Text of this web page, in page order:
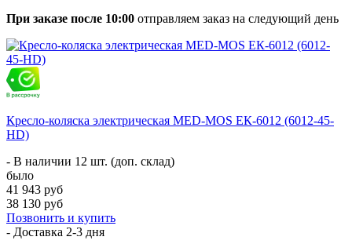
При заказе после 10:00 отправляем заказ на следующий день
Кресло-коляска электрическая MED-MOS ЕК-6012 (6012-45-
HD)
- В наличии 12 шт. (доп. склад)
было
41 943 руб
38 130 руб
Позвонить и купить
- Доставка 2-3 дня